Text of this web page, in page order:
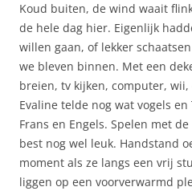
Koud buiten, de wind waait
de hele dag hier. Eigenlijk
willen gaan, of lekker
we bleven binnen. Met een
breien, tv kijken, computer,
Evaline telde nog wat vogels
Frans en Engels. Spelen met
best nog wel leuk. Handstand
moment als ze langs een vrij
liggen op een voorverwarmd